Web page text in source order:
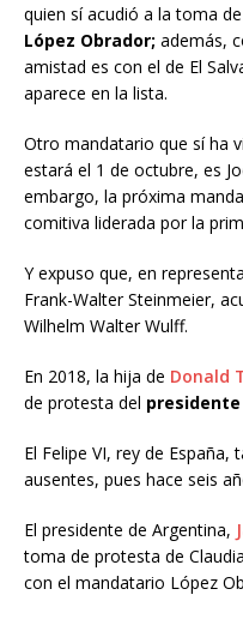
quien sí acudió a la toma
López Obrador; además,
amistad es con el de El
aparece en la lista.
Otro mandatario que sí ha
estará el 1 de octubre, es
embargo, la próxima
comitiva liderada por la
Y expuso que, en
Frank-Walter Steinmeier,
Wilhelm Walter Wulff.
En 2018, la hija de Donald
de protesta del presidente
El Felipe VI, rey de
ausentes, pues hace seis
El presidente de Argentina,
toma de protesta de
con el mandatario López